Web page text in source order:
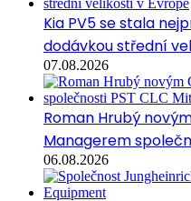
Kia PV5 se stala
dodávkou střední
07.08.2026
Roman Hrubý
Managerem
06.08.2026